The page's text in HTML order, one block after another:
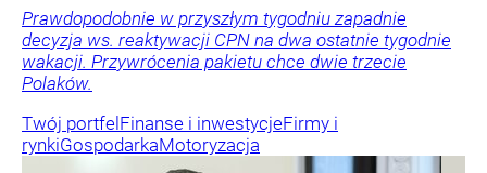
Prawdopodobnie w przyszłym tygodniu zapadnie
decyzja ws. reaktywacji CPN na dwa ostatnie tygodnie
wakacji. Przywrócenia pakietu chce dwie trzecie
Polaków.
Twój portfel Finanse i inwestycjeFirmy i
rynkiGospodarkaMotoryzacja